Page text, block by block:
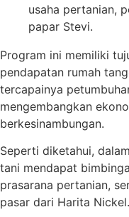
usaha pertanian,
papar Stevi.
Program ini memiliki
pendapatan rumah
tercapainya
mengembangkan
berkesinambungan.
Seperti diketahui,
tani mendapat
prasarana pertanian,
pasar dari Harita Nickel.